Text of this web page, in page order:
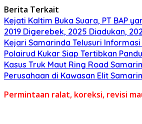
Berita Terkait
Kejati Kaltim Buka Suara, PT BAP
2019 Digerebek, 2025 Diadukan,
Kejari Samarinda Telusuri
Polairud Kukar Siap Tertibkan
Kasus Truk Maut Ring Road
Perusahaan di Kawasan Elit
Permintaan ralat, koreksi, revisi